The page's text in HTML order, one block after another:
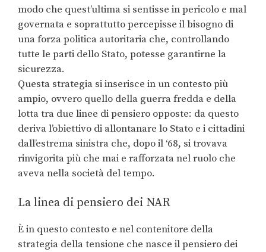
modo che quest’ultima si sentisse in pericolo e mal
governata e soprattutto percepisse il bisogno di
una forza politica autoritaria che, controllando
tutte le parti dello Stato, potesse garantirne la
sicurezza.
Questa strategia si inserisce in un contesto più
ampio, ovvero quello della guerra fredda e della
lotta tra due linee di pensiero opposte: da questo
deriva l’obiettivo di allontanare lo Stato e i cittadini
dall’estrema sinistra che, dopo il ‘68, si trovava
rinvigorita più che mai e rafforzata nel ruolo che
aveva nella società del tempo.
La linea di pensiero dei NAR
È in questo contesto e nel contenitore della
strategia della tensione che nasce il pensiero dei